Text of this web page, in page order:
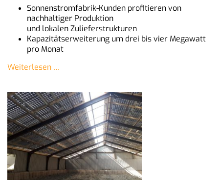
Sonnenstromfabrik-Kunden profitieren von
nachhaltiger Produktion
und lokalen Zulieferstrukturen
Kapazitätserweiterung um drei bis vier Megawatt
pro Monat
Weiterlesen …